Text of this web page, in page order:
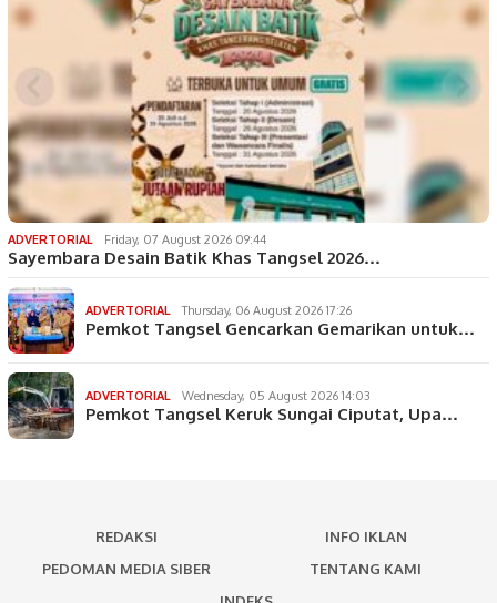
ADVERTORIAL Friday, 07 August 2026 09:44
Sayembara Desain Batik Khas Tangsel 2026…
ADVERTORIAL Thursday, 06 August 2026 17:26
Pemkot Tangsel Gencarkan Gemarikan untuk…
ADVERTORIAL Wednesday, 05 August 2026 14:03
Pemkot Tangsel Keruk Sungai Ciputat, Upa…
REDAKSI
INFO IKLAN
PEDOMAN MEDIA SIBER
TENTANG KAMI